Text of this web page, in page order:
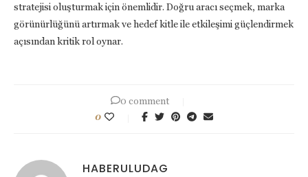
stratejisi oluşturmak için önemlidir. Doğru aracı seçmek, marka
görünürlüğünü artırmak ve hedef kitle ile etkileşimi güçlendirmek
açısından kritik rol oynar.
0 comment
0
HABERULUDAG